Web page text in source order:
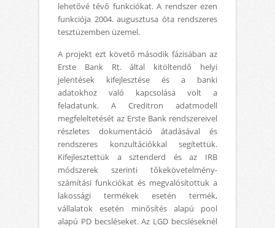
lehetővé tévő funkciókat. A rendszer ezen
funkciója 2004. augusztusa óta rendszeres
tesztüzemben üzemel.
A projekt ezt követő második fázisában az
Erste Bank Rt. által kitöltendő helyi
jelentések kifejlesztése és a banki
adatokhoz való kapcsolása volt a
feladatunk. A Creditron adatmodell
megfeleltetését az Erste Bank rendszereivel
részletes dokumentáció átadásával és
rendszeres konzultációkkal segítettük.
Kifejlesztettük a sztenderd és az IRB
módszerek szerinti tőkekövetelmény-
számítási funkciókat és megvalósítottuk a
lakossági termékek esetén termék,
vállalatok esetén minősítés alapú pool
alapú PD becsléseket. Az LGD becsléseknél